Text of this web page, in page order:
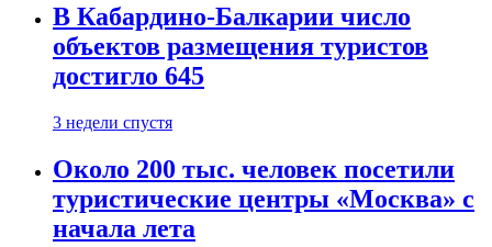
В Кабардино-Балкарии число
объектов размещения туристов
достигло 645
3 недели спустя
Около 200 тыс. человек посетили
туристические центры «Москва» с
начала лета